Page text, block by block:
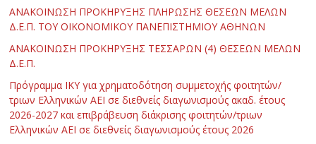
ΑΝΑΚΟΙΝΩΣΗ ΠΡΟΚΗΡΥΞΗΣ ΠΛΗΡΩΣΗΣ ΘΕΣΕΩΝ ΜΕΛΩΝ
Δ.Ε.Π. ΤΟΥ ΟΙΚΟΝΟΜΙΚΟΥ ΠΑΝΕΠΙΣΤΗΜΙΟΥ ΑΘΗΝΩΝ
ΑΝΑΚΟΙΝΩΣΗ ΠΡΟΚΗΡΥΞΗΣ ΤΕΣΣΑΡΩΝ (4) ΘΕΣΕΩΝ ΜΕΛΩΝ
Δ.Ε.Π.
Πρόγραμμα ΙΚΥ για χρηματοδότηση συμμετοχής φοιτητών/
τριων Ελληνικών ΑΕΙ σε διεθνείς διαγωνισμούς ακαδ. έτους
2026-2027 και επιβράβευση διάκρισης φοιτητών/τριων
Ελληνικών ΑΕΙ σε διεθνείς διαγωνισμούς έτους 2026